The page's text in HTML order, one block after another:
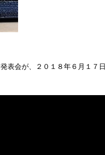
会が、２０１８年６月１７